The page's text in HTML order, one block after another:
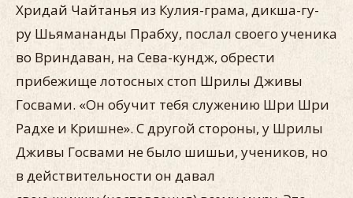
Хридай Чайтанья из Кулия-грама, дикша-гу-
ру Шьямананды Прабху, послал своего ученика
во Вриндаван, на Сева-кундж, обрести
прибежище лотосных стоп Шрилы Дживы
Госвами. «Он обучит тебя служению Шри Шри
Радхе и Кришне». С другой стороны, у Шрилы
Дживы Госвами не было шишьи, учеников, но
в действительности он давал